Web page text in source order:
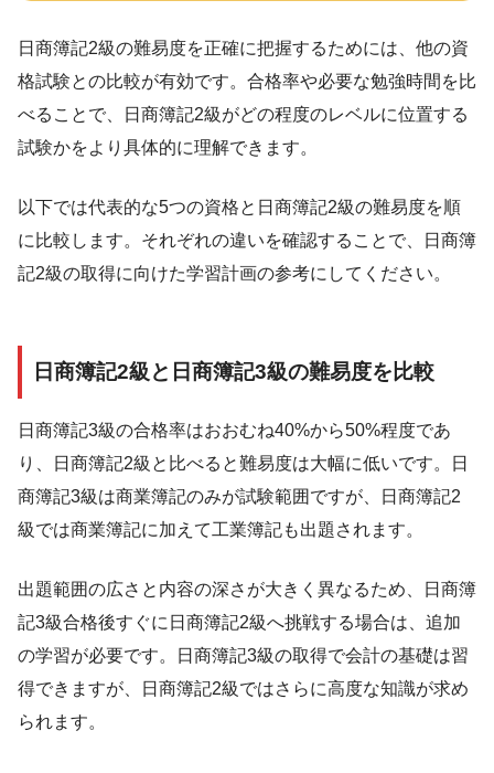
日商簿記2級の難易度を正確に把握するためには、他の資
格試験との比較が有効です。合格率や必要な勉強時間を比
べることで、日商簿記2級がどの程度のレベルに位置する
試験かをより具体的に理解できます。
以下では代表的な5つの資格と日商簿記2級の難易度を順
に比較します。それぞれの違いを確認することで、日商簿
記2級の取得に向けた学習計画の参考にしてください。
日商簿記2級と日商簿記3級の難易度を比較
日商簿記3級の合格率はおおむね40%から50%程度であ
り、日商簿記2級と比べると難易度は大幅に低いです。日
商簿記3級は商業簿記のみが試験範囲ですが、日商簿記2
級では商業簿記に加えて工業簿記も出題されます。
出題範囲の広さと内容の深さが大きく異なるため、日商簿
記3級合格後すぐに日商簿記2級へ挑戦する場合は、追加
の学習が必要です。日商簿記3級の取得で会計の基礎は習
得できますが、日商簿記2級ではさらに高度な知識が求め
られます。